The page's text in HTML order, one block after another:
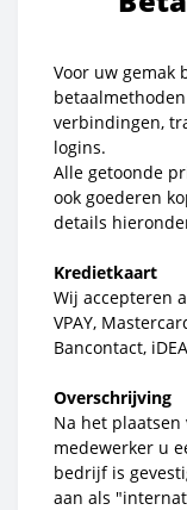
Voor uw gemak
verbindingen,
logins.
Alle getoonde
ook goederen
details
Kredietkaart
Wij accepteren
VPAY,
Bancontact,
Overschrijving
Na het
medewerker u
bedrijf is
aan als